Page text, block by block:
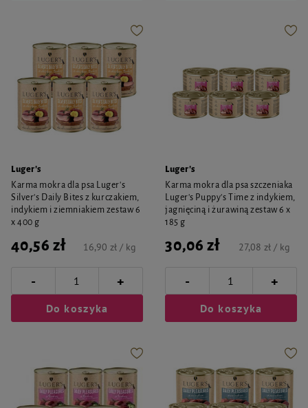
Luger's
Karma mokra dla psa Luger's
Silver's Daily Bites z kurczakiem,
indykiem i ziemniakiem zestaw 6
x 400 g
40,56 zł 16,90 zł / kg
- +
Do koszyka
Luger's
Karma mokra dla psa szczeniaka
Luger's Puppy's Time z indykiem,
jagnięciną i żurawiną zestaw 6 x
185 g
30,06 zł 27,08 zł / kg
- +
Do koszyka